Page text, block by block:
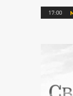
17:00